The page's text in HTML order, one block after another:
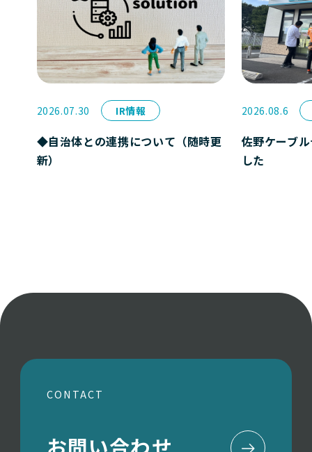
2026.07.30 IR情報
◆自治体との連携について（随時更
新）
2026.08.6
佐野ケーブ
した
CONTACT
お問い合わせ